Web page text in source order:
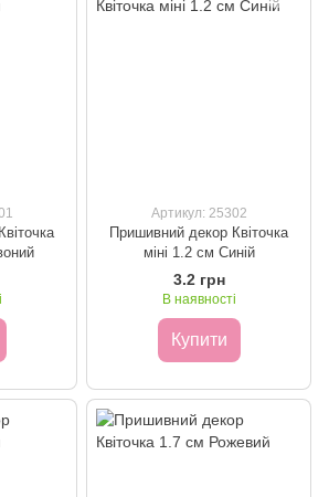
Артикул: 25302
Пришивний декор Квіточка
міні 1.2 см Синій
3.2 грн
В наявності
Купити